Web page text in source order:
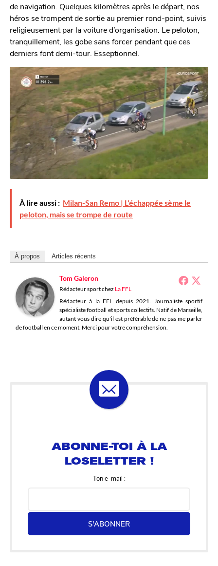
de navigation. Quelques kilomètres après le départ, nos
héros se trompent de sortie au premier rond-point, suivis
religieusement par la voiture d’organisation. Le peloton,
tranquillement, les gobe sans forcer pendant que ces
derniers font demi-tour. Esseptionnel.
À lire aussi : Milan-San Remo | L'échappée sème le
peloton, mais se trompe de route
À propos Articles récents
Tom Galeron
Rédacteur sportchez La FFL
Rédacteur à la FFL depuis 2021. Journaliste sportif
spécialiste football et sports collectifs. Natif de Marseille,
autant vous dire qu'il est préférable de ne pas me parler
de football en ce moment. Merci pour votre compréhension.
Ton e-mail :
S'ABONNER